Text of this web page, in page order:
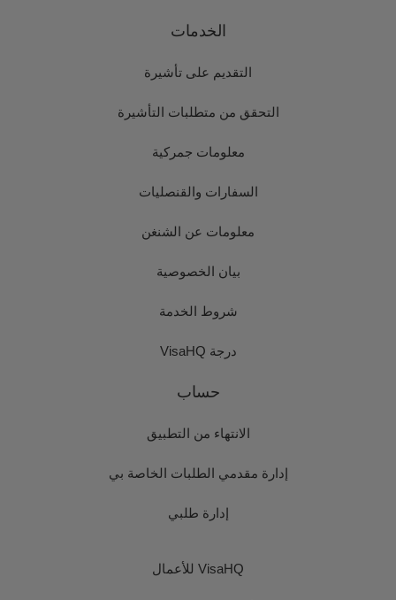
الخدمات
التقديم على تأشيرة
التحقق من متطلبات التأشيرة
معلومات جمركية
السفارات والقنصليات
معلومات عن الشنغن
بيان الخصوصية
شروط الخدمة
درجة VisaHQ
حساب
الانتهاء من التطبيق
إدارة مقدمي الطلبات الخاصة بي
إدارة طلبي
VisaHQ للأعمال